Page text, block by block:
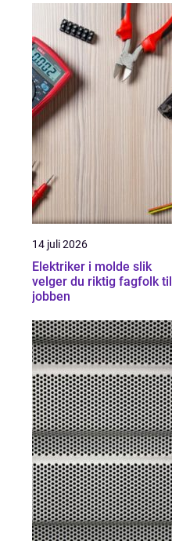
14 juli 2026
Elektriker i molde slik
velger du riktig fagfolk til
jobben